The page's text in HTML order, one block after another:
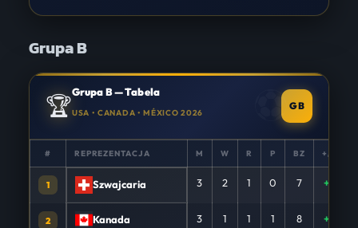
Grupa B
🏆Grupa B — Tabela
USA • CANADA • MÉXICO 2026
GB
# REPREZENTACJA M W R P BZ +/−
1 Szwajcaria 3 2 1 0 7 +4
2 Kanada 3 1 1 1 8 +5